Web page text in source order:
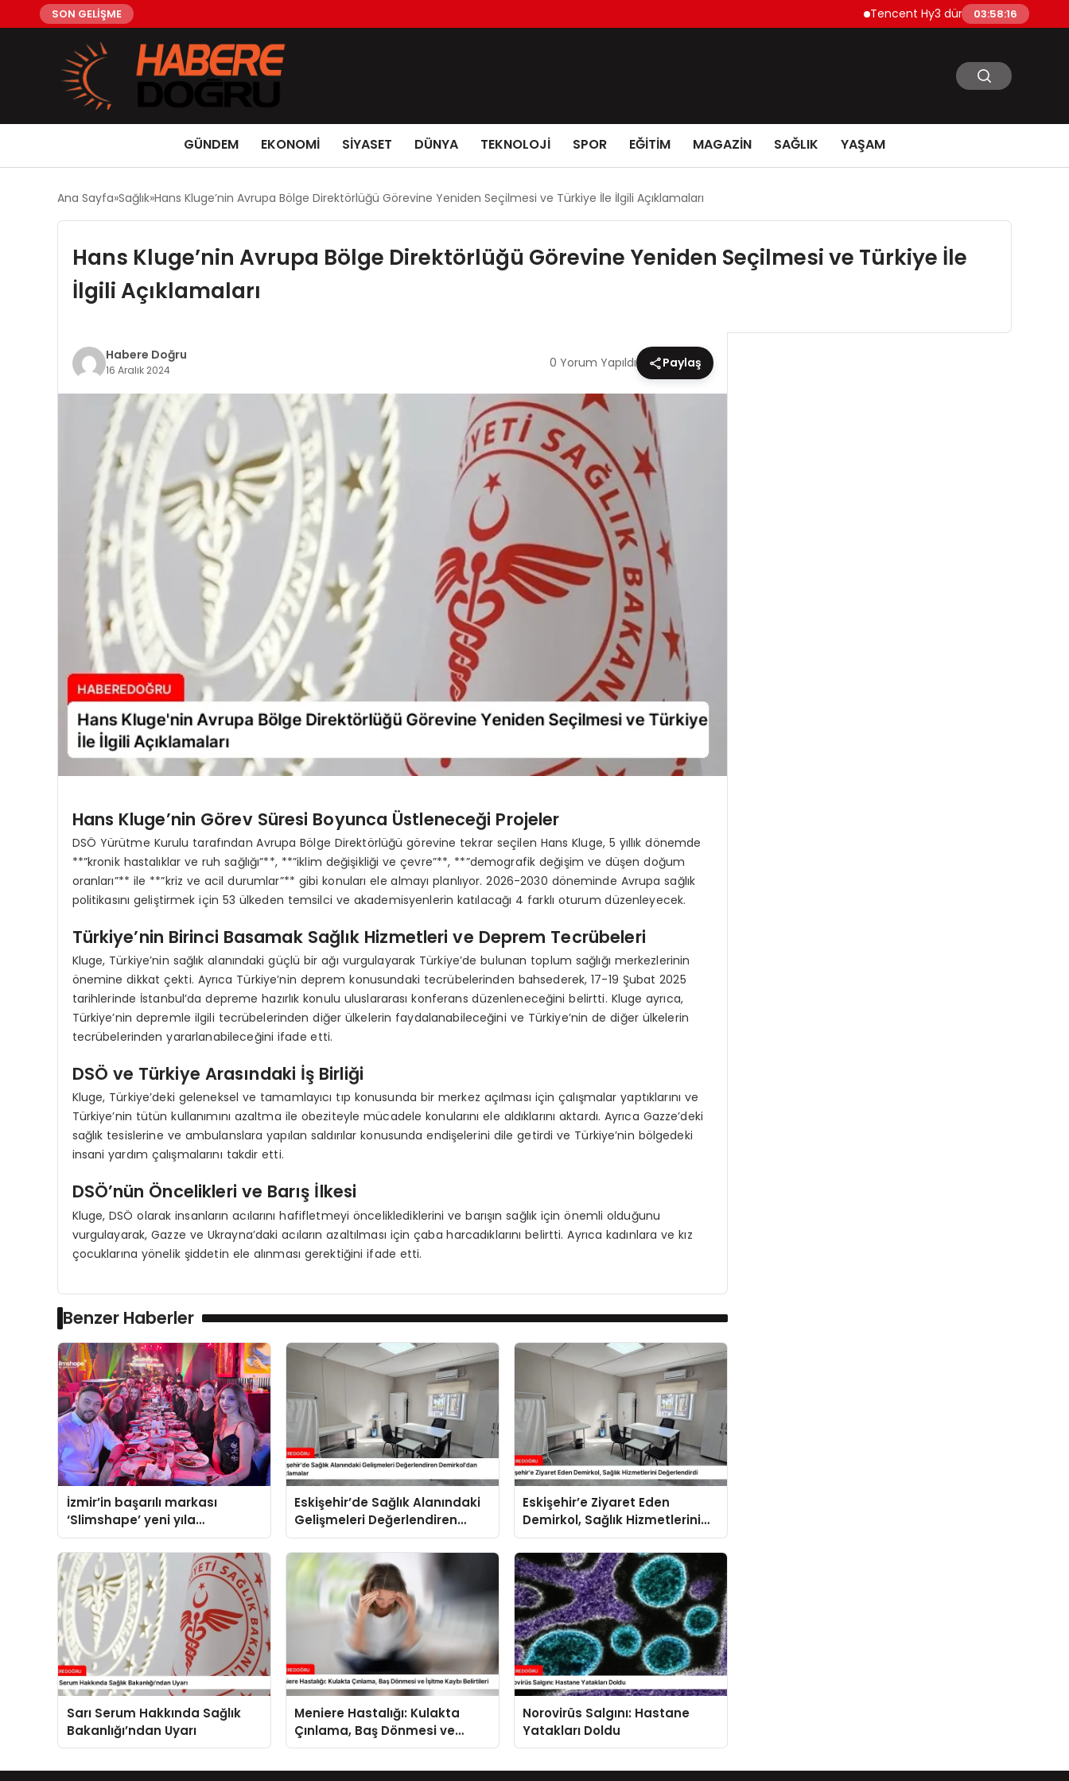
SON GELİŞME Tencent Hy3 dünya genelinde
03:58:17
GÜNDEM EKONOMİ SİYASET DÜNYA TEKNOLOJİ SPOR EĞİTİM MAGAZİN SAĞLIK YAŞAM
Ana Sayfa Sağlık Hans Kluge’nin Avrupa Bölge Direktörlüğü Görevine Yeniden Seçilmesi ve Türkiye İle İlgili Açıklamaları
Hans Kluge’nin Avrupa Bölge Direktörlüğü Görevine Yeniden Seçilmesi ve Türkiye İle
İlgili Açıklamaları
Habere Doğru
16 Aralık 2024 0 Yorum Yapıldı Paylaş
Hans Kluge’nin Görev Süresi Boyunca Üstleneceği Projeler
DSÖ Yürütme Kurulu tarafından Avrupa Bölge Direktörlüğü görevine tekrar seçilen Hans Kluge, 5 yıllık dönemde
**”kronik hastalıklar ve ruh sağlığı”**, **”iklim değişikliği ve çevre”**, **”demografik değişim ve düşen doğum
oranları”** ile **”kriz ve acil durumlar”** gibi konuları ele almayı planlıyor. 2026-2030 döneminde Avrupa sağlık
politikasını geliştirmek için 53 ülkeden temsilci ve akademisyenlerin katılacağı 4 farklı oturum düzenleyecek.
Türkiye’nin Birinci Basamak Sağlık Hizmetleri ve Deprem Tecrübeleri
Kluge, Türkiye’nin sağlık alanındaki güçlü bir ağı vurgulayarak Türkiye’de bulunan toplum sağlığı merkezlerinin
önemine dikkat çekti. Ayrıca Türkiye’nin deprem konusundaki tecrübelerinden bahsederek, 17-19 Şubat 2025
tarihlerinde İstanbul’da depreme hazırlık konulu uluslararası konferans düzenleneceğini belirtti. Kluge ayrıca,
Türkiye’nin depremle ilgili tecrübelerinden diğer ülkelerin faydalanabileceğini ve Türkiye’nin de diğer ülkelerin
tecrübelerinden yararlanabileceğini ifade etti.
DSÖ ve Türkiye Arasındaki İş Birliği
Kluge, Türkiye’deki geleneksel ve tamamlayıcı tıp konusunda bir merkez açılması için çalışmalar yaptıklarını ve
Türkiye’nin tütün kullanımını azaltma ile obeziteyle mücadele konularını ele aldıklarını aktardı. Ayrıca Gazze’deki
sağlık tesislerine ve ambulanslara yapılan saldırılar konusunda endişelerini dile getirdi ve Türkiye’nin bölgedeki
insani yardım çalışmalarını takdir etti.
DSÖ’nün Öncelikleri ve Barış İlkesi
Kluge, DSÖ olarak insanların acılarını hafifletmeyi önceliklediklerini ve barışın sağlık için önemli olduğunu
vurgulayarak, Gazze ve Ukrayna’daki acıların azaltılması için çaba harcadıklarını belirtti. Ayrıca kadınlara ve kız
çocuklarına yönelik şiddetin ele alınması gerektiğini ifade etti.
Benzer Haberler
İzmir’in başarılı markası
‘Slimshape’ yeni yıla
müjdelerle girdi!
Eskişehir’de Sağlık Alanındaki
Gelişmeleri Değerlendiren
Demirkol’dan Açıklamalar
Eskişehir’e Ziyaret Eden
Demirkol, Sağlık Hizmetlerini
Değerlendirdi
Sarı Serum Hakkında Sağlık
Bakanlığı’ndan Uyarı
Meniere Hastalığı: Kulakta
Çınlama, Baş Dönmesi ve
İşitme Kaybı Belirtileri
Norovirüs Salgını: Hastane
Yatakları Doldu